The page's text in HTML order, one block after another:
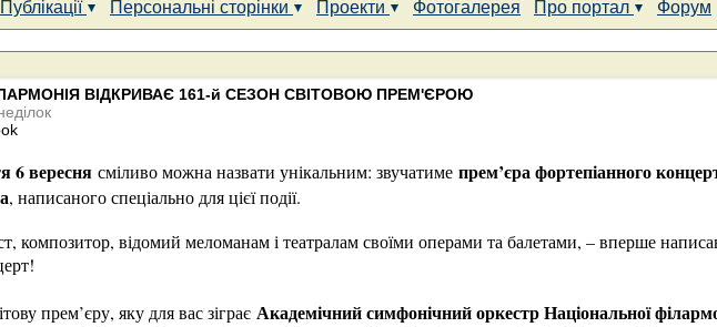
Публікації Персональні сторінки Проекти Фотогалерея Про портал
Форум
ВІДКРИВАЄ 161-й СЕЗОН СВІТОВОЮ ПРЕМ'ЄРОЮ
6 вересня сміливо можна назвати унікальним: звучатиме прем’єра фортепіанного
, написаного спеціально для цієї події.
композитор, відомий меломанам і театралам своїми операми та балетами, – вперше
прем’єру, яку для вас зіграє Академічний симфонічний оркестр Національної